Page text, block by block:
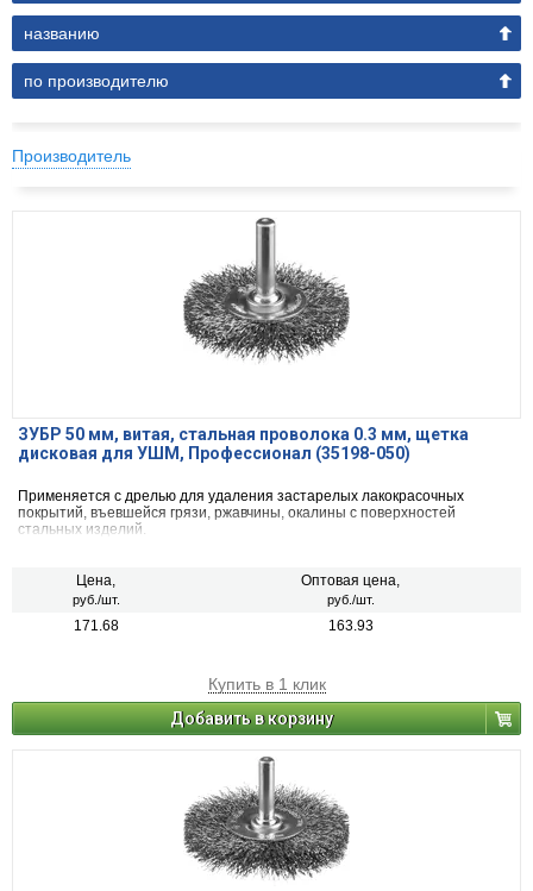
названию
по производителю
Производитель
ЗУБР 50 мм, витая, стальная проволока 0.3 мм, щетка
дисковая для УШМ, Профессионал (35198-050)
Применяется с дрелью для удаления застарелых лакокрасочных
покрытий, въевшейся грязи, ржавчины, окалины с поверхностей
стальных изделий.
Цена,
руб./шт.
Оптовая цена,
руб./шт.
171.68 163.93
Купить в 1 клик
Добавить в корзину